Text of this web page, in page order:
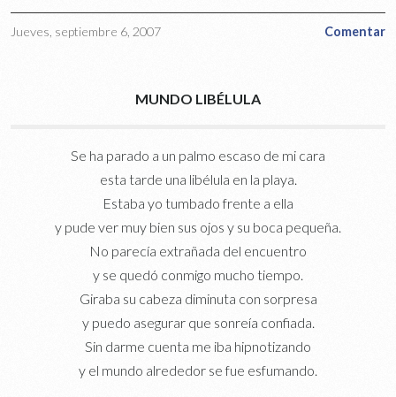
Jueves, septiembre 6, 2007 Comentar
MUNDO LIBÉLULA
Se ha parado a un palmo escaso de mi cara
esta tarde una libélula en la playa.
Estaba yo tumbado frente a ella
y pude ver muy bien sus ojos y su boca pequeña.
No parecía extrañada del encuentro
y se quedó conmigo mucho tiempo.
Giraba su cabeza diminuta con sorpresa
y puedo asegurar que sonreía confiada.
Sin darme cuenta me iba hipnotizando
y el mundo alrededor se fue esfumando.